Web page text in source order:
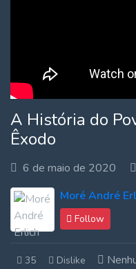
A História do
Êxodo
6 de maio de 2020
Moré André
Follow
35 Dislike